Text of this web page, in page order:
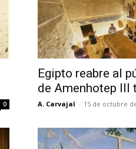
0
Egipto reabre al
de Amenhotep III
A. Carvajal - 15 de octubre